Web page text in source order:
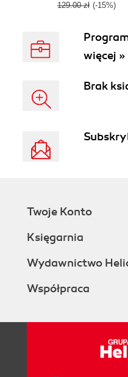
129.00 zł (-15%)
więcej »
Brak
Twoje Konto
Księgarnia
Wydawnictwo
Współpraca